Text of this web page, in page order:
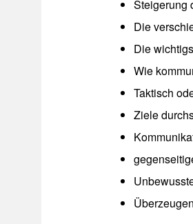
Steigerung
Die
Die
Wie
Taktisch
Ziele